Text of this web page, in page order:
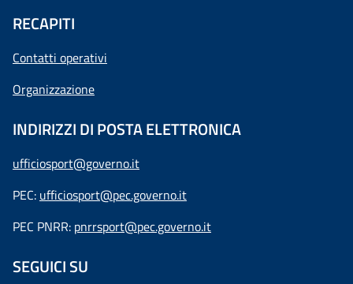
RECAPITI
Contatti operativi
Organizzazione
INDIRIZZI DI POSTA ELETTRONICA
ufficiosport@governo.it
PEC: ufficiosport@pec.governo.it
PEC PNRR: pnrrsport@pec.governo.it
SEGUICI SU